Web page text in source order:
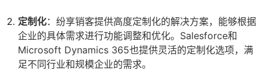
定制化：纷享销客提供高度定制化的解决方案，能够根据
企业的具体需求进行功能调整和优化。Salesforce和
Microsoft Dynamics 365也提供灵活的定制化选项，满
足不同行业和规模企业的需求。